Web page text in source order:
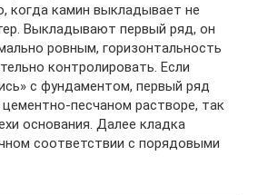
когда камин выкладывает не
Выкладывают первый ряд, он
ровным, горизонтальность
контролировать. Если
с фундаментом, первый ряд
песчаном растворе, так
основания. Далее кладка
соответствии с порядовыми